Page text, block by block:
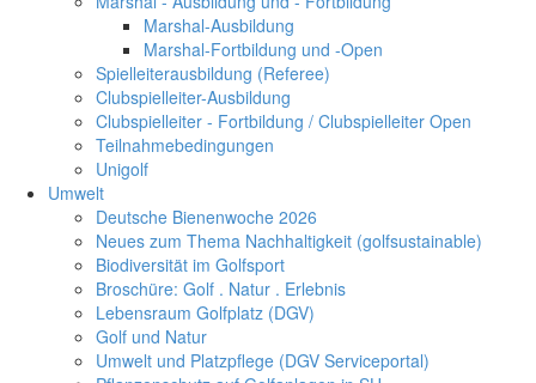
Marshal-Ausbildung
Marshal-Fortbildung und -Open
Spielleiterausbildung (Referee)
Clubspielleiter-Ausbildung
Clubspielleiter - Fortbildung / Clubspielleiter Open
Teilnahmebedingungen
Unigolf
Umwelt
Deutsche Bienenwoche 2026
Neues zum Thema Nachhaltigkeit (golfsustainable)
Biodiversität im Golfsport
Broschüre: Golf . Natur . Erlebnis
Lebensraum Golfplatz (DGV)
Golf und Natur
Umwelt und Platzpflege (DGV Serviceportal)